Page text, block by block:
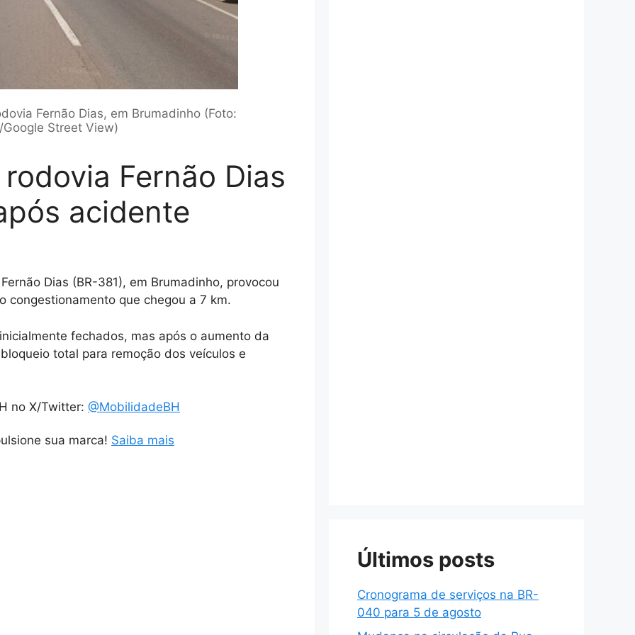
Fernão Dias, em Brumadinho (Foto:
Street View)
Fernão Dias
acidente
Dias (BR-381), em Brumadinho, provocou
congestionamento que chegou a 7 km.
fechados, mas após o aumento da
total para remoção dos veículos e
no X/Twitter: @MobilidadeBH
sua marca! Saiba mais
Últimos posts
Cronograma de serviços na BR-
040 para 5 de agosto